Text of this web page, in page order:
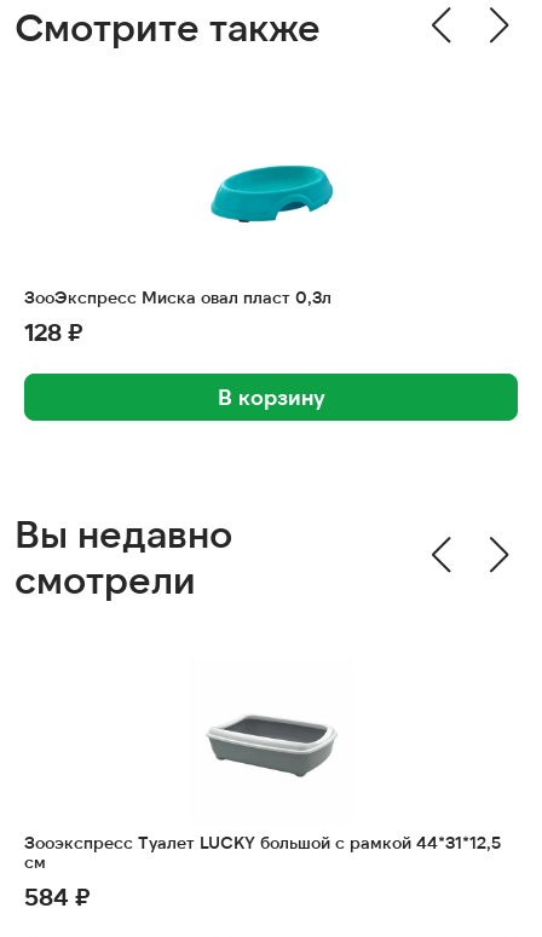
Смотрите также
ЗооЭкспресс Миска овал пласт 0,3л
128 ₽
В корзину
Вы недавно
смотрели
Зооэкспресс Туалет LUCKY большой с рамкой 44*31*12,5
см
584 ₽